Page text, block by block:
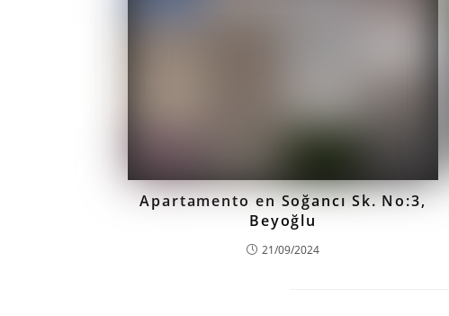
Apartamento en Soğancı Sk. No:3,
Beyoğlu
21/09/2024